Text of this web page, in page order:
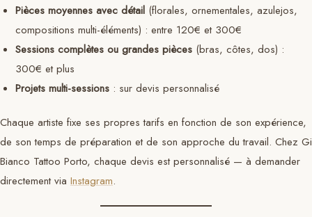
Pièces moyennes avec détail (florales, ornementales, azulejos,
compositions multi-éléments) : entre 120€ et 300€
Sessions complètes ou grandes pièces (bras, côtes, dos) :
300€ et plus
Projets multi-sessions : sur devis personnalisé
Chaque artiste fixe ses propres tarifs en fonction de son expérience,
de son temps de préparation et de son approche du travail. Chez Gi
Bianco Tattoo Porto, chaque devis est personnalisé — à demander
directement via Instagram.